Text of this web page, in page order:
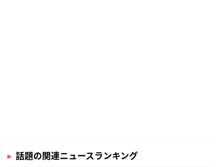
話題の関連ニュースランキング